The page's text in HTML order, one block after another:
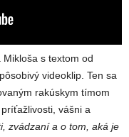
s textom od
videoklip. Ten sa
rakúskym tímom
vášni a
zvádzaní a o tom, aká je